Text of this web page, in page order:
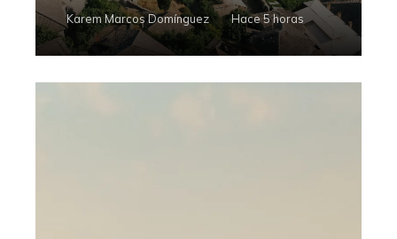
Karem Marcos Domínguez Hace 5 horas